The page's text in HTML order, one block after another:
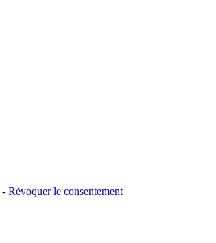
- Révoquer le consentement